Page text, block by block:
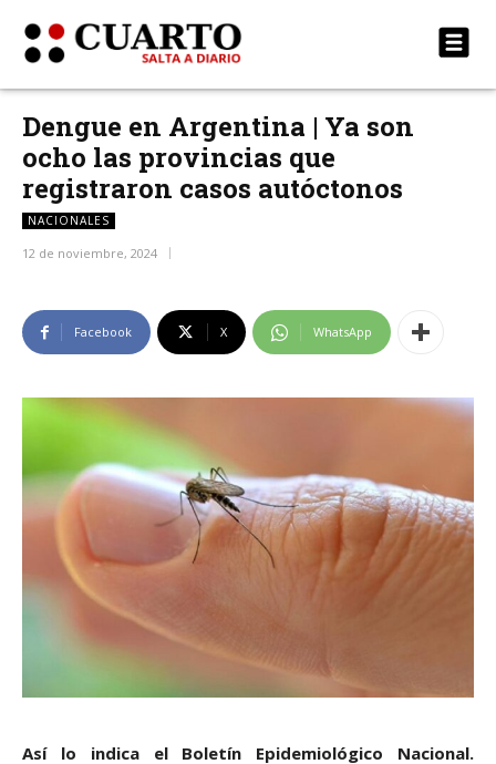
Dengue en Argentina | Ya son
ocho las provincias que
registraron casos autóctonos
NACIONALES
12 de noviembre, 2024
Facebook X WhatsApp
Así lo indica el Boletín Epidemiológico Nacional.